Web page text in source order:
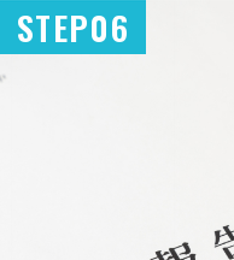
STEP06